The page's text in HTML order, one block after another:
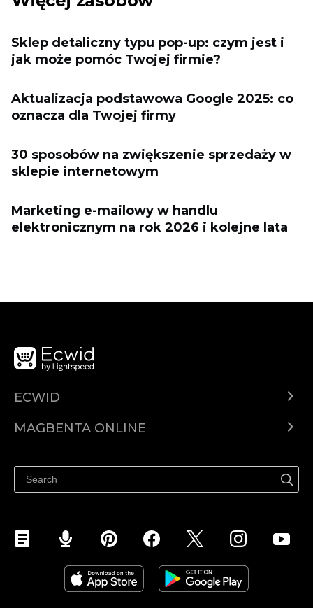
Sklep detaliczny typu pop-up: czym jest i
jak może pomóc Twojej firmie?
Aktualizacja podstawowa Google 2025: co
oznacza dla Twojej firmy
30 sposobów na zwiększenie sprzedaży w
sklepie internetowym
Marketing e-mailowy w handlu
elektronicznym na rok 2026 i kolejne lata
ECWID
Help center
MAGBENTA ONLINE
Ibenta sa Facebook